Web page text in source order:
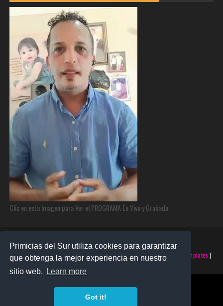
Primicias del Sur utiliza cookies para garantizar
que obtenga la mejor experiencia en nuestro
sitio web.
Learn more
Got it!
Clic en esta Imagen para Ver el PROGRAMA En Vivo y Grabado
©2025 PRIMICIAS DEL SUR | Derechos Reservados | Creado con SoraTemplates |
Realizado porSANTO MONTERO